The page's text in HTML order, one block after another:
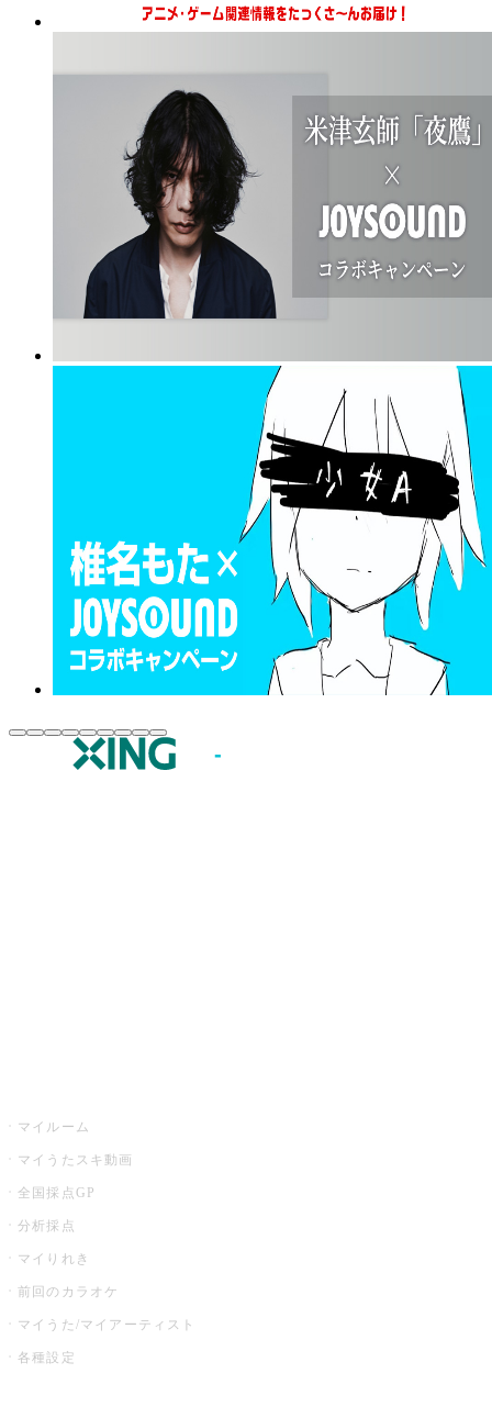
マイルーム
マイうたスキ動画
全国採点GP
分析採点
マイりれき
前回のカラオケ
マイうた/マイアーティスト
各種設定